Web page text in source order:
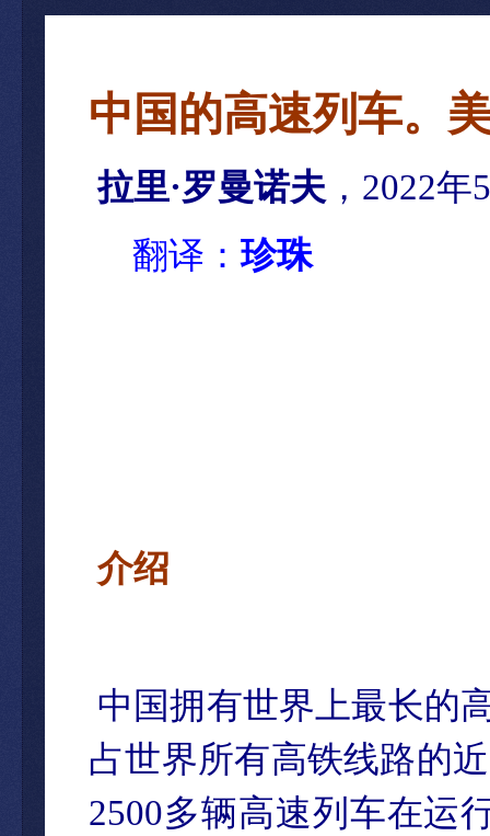
中国的高速列车。
拉里·罗曼诺夫 ，2022
翻译：珍珠
介绍
中国拥有世界上最长的
占世界所有高铁线路的
2500多辆高速列车在运